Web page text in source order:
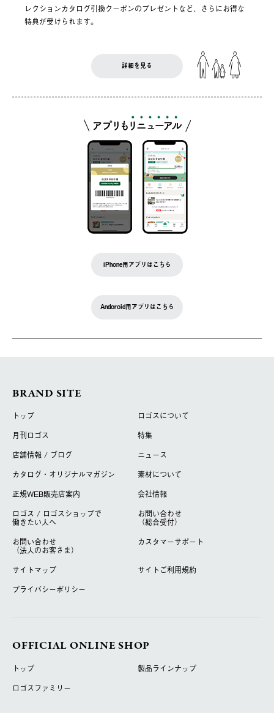
レクションカタログ引換クーポンのプレゼントなど、さらにお得な
特典が受けられます。
詳細を見る
iPhone用アプリはこちら
Andoroid用アプリはこちら
BRAND SITE
トップ
ロゴスについて
月刊ロゴス
特集
店舗情報 / ブログ
ニュース
カタログ・オリジナルマガジン
素材について
正規WEB販売店案内
会社情報
ロゴス / ロゴスショップで
働きたい人へ
お問い合わせ
（総合受付）
お問い合わせ
（法人のお客さま）
カスタマーサポート
サイトマップ
サイトご利用規約
プライバシーポリシー
OFFICIAL ONLINE SHOP
トップ
製品ラインナップ
ロゴスファミリー